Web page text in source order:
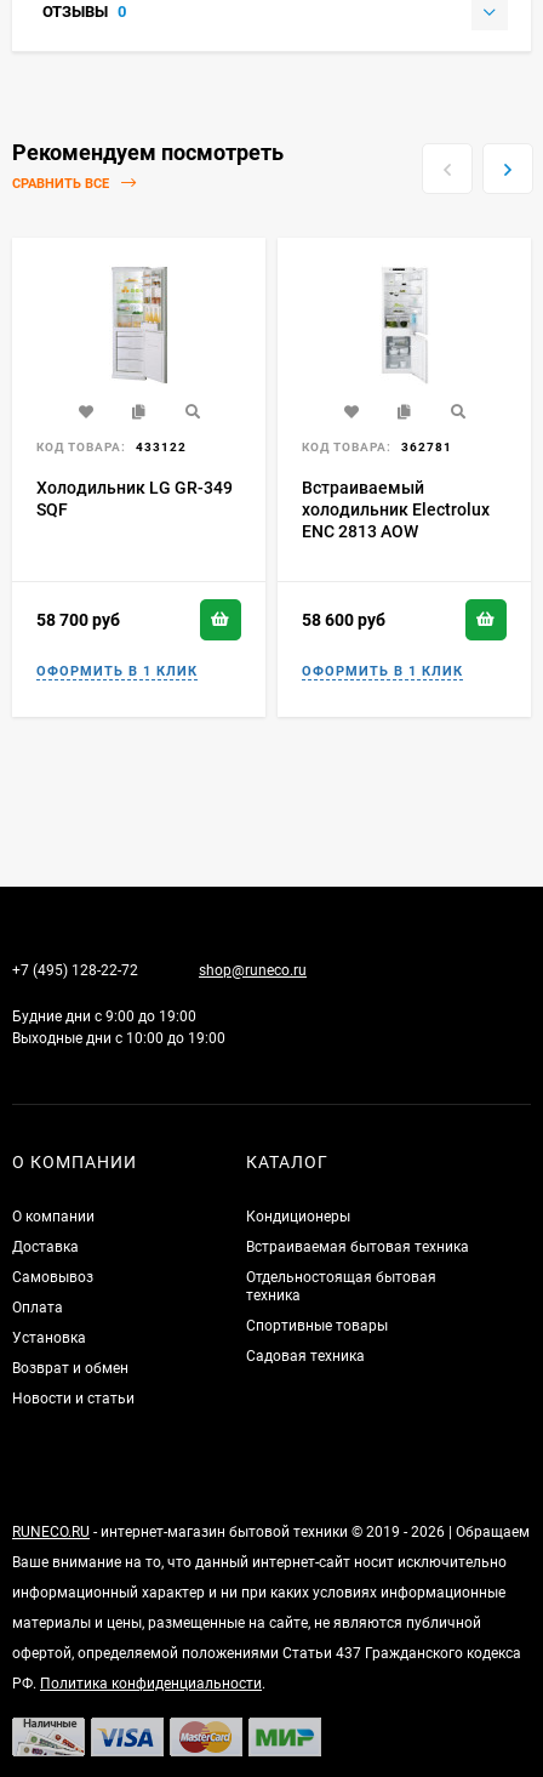
ОТЗЫВЫ 0
Рекомендуем посмотреть
СРАВНИТЬ ВСЕ
КОД ТОВАРА: 433122
Холодильник LG GR-349
SQF
58 700руб
КОД ТОВАРА: 362781
Встраиваемый
холодильник Electrolux
ENC 2813 AOW
58 600руб
+7 (495) 128-22-72 shop@runeco.ru
Будние дни с 9:00 до 19:00
Выходные дни с 10:00 до 19:00
О КОМПАНИИ
О компании
Доставка
Самовывоз
Оплата
Установка
Возврат и обмен
Новости и статьи
КАТАЛОГ
Кондиционеры
Встраиваемая бытовая техника
Отдельностоящая бытовая
техника
Спортивные товары
Садовая техника
RUNECO.RU - интернет-магазин бытовой техники © 2019 - 2026 | Обращаем
Ваше внимание на то, что данный интернет-сайт носит исключительно
информационный характер и ни при каких условиях информационные
материалы и цены, размещенные на сайте, не являются публичной
офертой, определяемой положениями Статьи 437 Гражданского кодекса
РФ. Политика конфиденциальности.